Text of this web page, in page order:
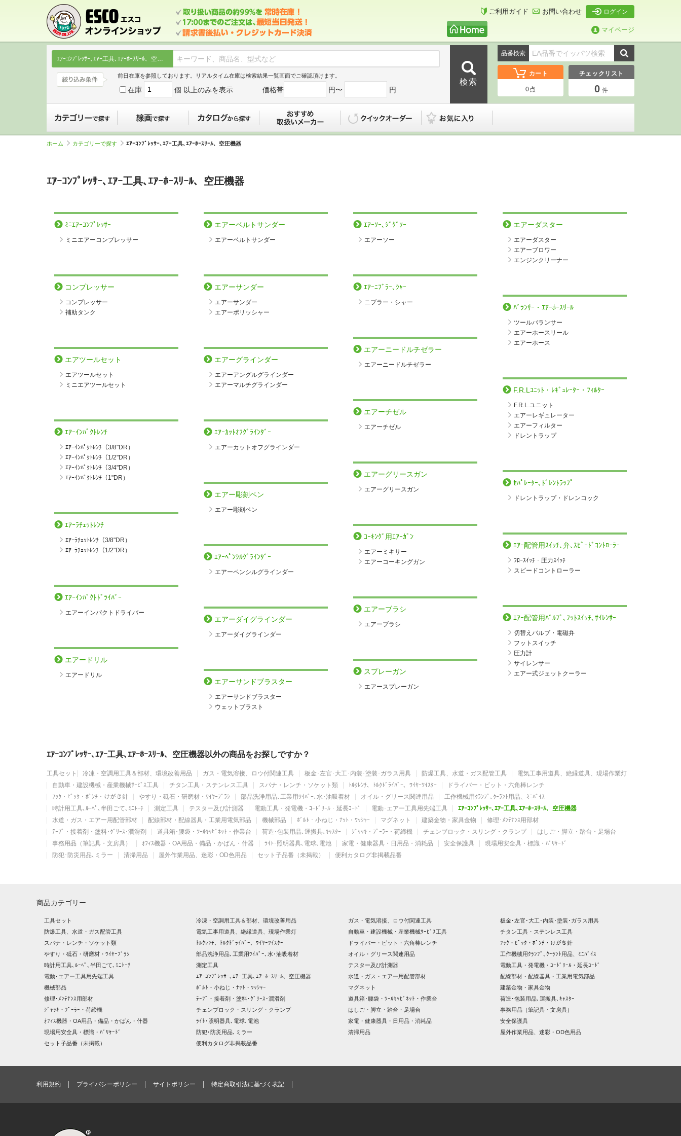
ご利用ガイド お問い合わせ ログイン
マイページ
ｴｱｰｺﾝﾌﾟﾚｯｻｰ､ｴｱｰ工具､ｴｱｰﾎｰｽﾘｰﾙ、空圧機器
前日在庫を参照しております。リアルタイム在庫は検索結果一覧画面でご確認頂けます。
在庫 個 以上のみを表示 価格帯 円〜 円
品番検索
カート
0点
チェックリスト
0 件
ホーム カテゴリーで探す ｴｱｰｺﾝﾌﾟﾚｯｻｰ､ｴｱｰ工具､ｴｱｰﾎｰｽﾘｰﾙ、空圧機器
ｴｱｰｺﾝﾌﾟﾚｯｻｰ､ｴｱｰ工具､ｴｱｰﾎｰｽﾘｰﾙ、空圧機器
ﾐﾆｴｱｰｺﾝﾌﾟﾚｯｻｰ
ミニエアーコンプレッサー
コンプレッサー
コンプレッサー
補助タンク
エアツールセット
エアツールセット
ミニエアツールセット
ｴｱｰｲﾝﾊﾟｸﾄﾚﾝﾁ
ｴｱｰｲﾝﾊﾟｸﾄﾚﾝﾁ（3/8"DR）
ｴｱｰｲﾝﾊﾟｸﾄﾚﾝﾁ（1/2"DR）
ｴｱｰｲﾝﾊﾟｸﾄﾚﾝﾁ（3/4"DR）
ｴｱｰｲﾝﾊﾟｸﾄﾚﾝﾁ（1"DR）
ｴｱｰﾗﾁｪｯﾄﾚﾝﾁ
ｴｱｰﾗﾁｪｯﾄﾚﾝﾁ（3/8"DR）
ｴｱｰﾗﾁｪｯﾄﾚﾝﾁ（1/2"DR）
ｴｱｰｲﾝﾊﾟｸﾄﾄﾞﾗｲﾊﾞｰ
エアーインパクトドライバー
エアードリル
エアードリル
エアーベルトサンダー
エアーベルトサンダー
エアーサンダー
エアーサンダー
エアーポリッシャー
エアーグラインダー
エアーアングルグラインダー
エアーマルチグラインダー
ｴｱｰｶｯﾄｵﾌｸﾞﾗｲﾝﾀﾞｰ
エアーカットオフグラインダー
エアー彫刻ペン
エアー彫刻ペン
ｴｱｰﾍﾟﾝｼﾙｸﾞﾗｲﾝﾀﾞｰ
エアーペンシルグラインダー
エアーダイグラインダー
エアーダイグラインダー
エアーサンドブラスター
エアーサンドブラスター
ウェットブラスト
ｴｱｰｿｰ､ｼﾞｸﾞｿｰ
エアーソー
ｴｱｰﾆﾌﾞﾗｰ､ｼｬｰ
ニブラー・シャー
エアーニードルチゼラー
エアーニードルチゼラー
エアーチゼル
エアーチゼル
エアーグリースガン
エアーグリースガン
ｺｰｷﾝｸﾞ用ｴｱｰｶﾞﾝ
エアーミキサー
エアーコーキングガン
エアーブラシ
エアーブラシ
スプレーガン
エアースプレーガン
エアーダスター
エアーダスター
エアーブロワー
エンジンクリーナー
ﾊﾞﾗﾝｻｰ・ｴｱｰﾎｰｽﾘｰﾙ
ツールバランサー
エアーホースリール
エアーホース
F.R.Lﾕﾆｯﾄ・ﾚｷﾞｭﾚｰﾀｰ・ﾌｨﾙﾀｰ
F.R.L.ユニット
エアーレギュレーター
エアーフィルター
ドレントラップ
ｾﾊﾟﾚｰﾀｰ､ﾄﾞﾚﾝﾄﾗｯﾌﾟ
ドレントラップ・ドレンコック
ｴｱｰ配管用ｽｲｯﾁ､弁､ｽﾋﾟｰﾄﾞｺﾝﾄﾛｰﾗｰ
ﾌﾛｰｽｲｯﾁ・圧力ｽｲｯﾁ
スピードコントローラー
ｴｱｰ配管用ﾊﾞﾙﾌﾞ､ﾌｯﾄｽｲｯﾁ､ｻｲﾚﾝｻｰ
切替えバルブ・電磁弁
フットスイッチ
圧力計
サイレンサー
エアー式ジェットクーラー
ｴｱｰｺﾝﾌﾟﾚｯｻｰ､ｴｱｰ工具､ｴｱｰﾎｰｽﾘｰﾙ、空圧機器以外の商品をお探しですか？
工具セット 冷凍・空調用工具＆部材、環境改善用品 ガス・電気溶接、ロウ付関連工具 板金･左官･大工･内装･塗装･ガラス用具 防爆工具、水道・ガス配管工具
電気工事用道具、絶縁道具、現場作業灯
自動車・建設機械・産業機械ｻｰﾋﾞｽ工具
チタン工具・ステンレス工具 スパナ・レンチ・ソケット類 ﾄﾙｸﾚﾝﾁ、ﾄﾙｸﾄﾞﾗｲﾊﾞｰ、ﾜｲﾔｰﾂｲｽﾀｰ
ドライバー・ビット・六角棒レンチ
ﾌｯｸ・ﾋﾟｯｸ・ﾎﾟﾝﾁ・けがき針
やすり・砥石・研磨材・ﾜｲﾔｰﾌﾞﾗｼ 部品洗浄用品､工業用ﾜｲﾊﾟｰ､水･油吸着材 オイル・グリース関連用品
工作機械用ｸﾗﾝﾌﾟ､ｸｰﾗﾝﾄ用品、ﾐﾆﾊﾞｲｽ
時計用工具､ﾙｰﾍﾟ､半田ごて､ﾐﾆﾄｰﾁ
測定工具 テスター及び計測器 電動工具・発電機・ｺｰﾄﾞﾘｰﾙ・延長ｺｰﾄﾞ 電動･エアー工具用先端工具
ｴｱｰｺﾝﾌﾟﾚｯｻｰ､ｴｱｰ工具､ｴｱｰﾎｰｽﾘｰﾙ、空圧機器
水道・ガス・エアー用配管部材
配線部材・配線器具・工業用電気部品 機械部品 ﾎﾞﾙﾄ・小ねじ・ﾅｯﾄ・ﾜｯｼｬｰ マグネット 建築金物・家具金物
修理･ﾒﾝﾃﾅﾝｽ用部材
ﾃｰﾌﾟ・接着剤・塗料･ｸﾞﾘｰｽ･潤滑剤
道具箱･腰袋・ﾂｰﾙｷｬﾋﾞﾈｯﾄ・作業台 荷造･包装用品､運搬具､ｷｬｽﾀｰ ｼﾞｬｯｷ・ﾌﾟｰﾗｰ・荷締機 チェンブロック・スリング・クランプ
はしご・脚立・踏台・足場台
事務用品（筆記具・文房具）
ｵﾌｨｽ機器・OA用品・備品・かばん・什器 ﾗｲﾄ･照明器具､電球､電池 家電・健康器具・日用品・消耗品 安全保護具
現場用安全具・標識・ﾊﾞﾘｹｰﾄﾞ
防犯･防災用品､ミラー
清掃用品 屋外作業用品、迷彩・OD色用品 セット子品番（未掲載） 便利カタログ非掲載品番
商品カテゴリー
工具セット 冷凍・空調用工具＆部材、環境改善用品 ガス・電気溶接、ロウ付関連工具
板金･左官･大工･内装･塗装･ガラス用具
防爆工具、水道・ガス配管工具
電気工事用道具、絶縁道具、現場作業灯 自動車・建設機械・産業機械ｻｰﾋﾞｽ工具
チタン工具・ステンレス工具
スパナ・レンチ・ソケット類
ﾄﾙｸﾚﾝﾁ、ﾄﾙｸﾄﾞﾗｲﾊﾞｰ、ﾜｲﾔｰﾂｲｽﾀｰ ドライバー・ビット・六角棒レンチ
ﾌｯｸ・ﾋﾟｯｸ・ﾎﾟﾝﾁ・けがき針
やすり・砥石・研磨材・ﾜｲﾔｰﾌﾞﾗｼ
部品洗浄用品､工業用ﾜｲﾊﾟｰ､水･油吸着材 オイル・グリース関連用品
工作機械用ｸﾗﾝﾌﾟ､ｸｰﾗﾝﾄ用品、ﾐﾆﾊﾞｲｽ
時計用工具､ﾙｰﾍﾟ､半田ごて､ﾐﾆﾄｰﾁ
測定工具 テスター及び計測器
電動工具・発電機・ｺｰﾄﾞﾘｰﾙ・延長ｺｰﾄﾞ
電動･エアー工具用先端工具
ｴｱｰｺﾝﾌﾟﾚｯｻｰ､ｴｱｰ工具､ｴｱｰﾎｰｽﾘｰﾙ、空圧機器 水道・ガス・エアー用配管部材
配線部材・配線器具・工業用電気部品
機械部品
ﾎﾞﾙﾄ・小ねじ・ﾅｯﾄ・ﾜｯｼｬｰ マグネット
建築金物・家具金物
修理･ﾒﾝﾃﾅﾝｽ用部材
ﾃｰﾌﾟ・接着剤・塗料･ｸﾞﾘｰｽ･潤滑剤 道具箱･腰袋・ﾂｰﾙｷｬﾋﾞﾈｯﾄ・作業台
荷造･包装用品､運搬具､ｷｬｽﾀｰ
ｼﾞｬｯｷ・ﾌﾟｰﾗｰ・荷締機
チェンブロック・スリング・クランプ はしご・脚立・踏台・足場台
事務用品（筆記具・文房具）
ｵﾌｨｽ機器・OA用品・備品・かばん・什器
ﾗｲﾄ･照明器具､電球､電池 家電・健康器具・日用品・消耗品
安全保護具
現場用安全具・標識・ﾊﾞﾘｹｰﾄﾞ
防犯･防災用品､ミラー 清掃用品
屋外作業用品、迷彩・OD色用品
セット子品番（未掲載）
便利カタログ非掲載品番
利用規約 プライバシーポリシー サイトポリシー 特定商取引法に基づく表記